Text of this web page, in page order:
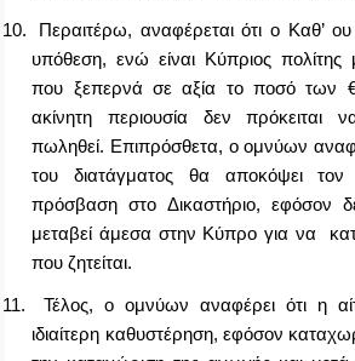
10.
Περαιτέρω, αναφέρεται ότι ο Καθ’
υπόθεση, ενώ είναι Κύπριος πολίτης
που ξεπερνά σε αξία το ποσό των
ακίνητη περιουσία δεν πρόκειται
πωληθεί. Επιπρόσθετα, ο ομνύων
του διατάγματος θα αποκόψει
πρόσβαση στο Δικαστήριο, εφόσον
μεταβεί άμεσα στην Κύπρο για να
που ζητείται.
11.
Τέλος, ο ομνύων αναφέρει ότι η
ιδιαίτερη καθυστέρηση, εφόσον